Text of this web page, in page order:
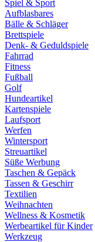
Spiel & Sport
Aufblasbares
Bälle & Schläger
Brettspiele
Denk- & Geduldspiele
Fahrrad
Fitness
Fußball
Golf
Hundeartikel
Kartenspiele
Laufsport
Werfen
Wintersport
Streuartikel
Süße Werbung
Taschen & Gepäck
Tassen & Geschirr
Textilien
Weihnachten
Wellness & Kosmetik
Werbeartikel für Kinder
Werkzeug